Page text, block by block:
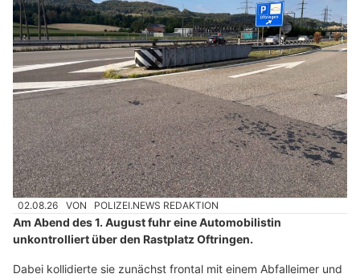
02.08.26 VON POLIZEI.NEWS REDAKTION
Am Abend des 1. August fuhr eine Automobilistin
unkontrolliert über den Rastplatz Oftringen.
Dabei kollidierte sie zunächst frontal mit einem Abfalleimer und